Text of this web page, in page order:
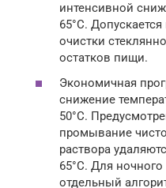
интенсивной
65°С.
очистки
остатков пищи.
Экономичная
снижение
50°С.
промывание
раствора
65°С. Для
отдельный